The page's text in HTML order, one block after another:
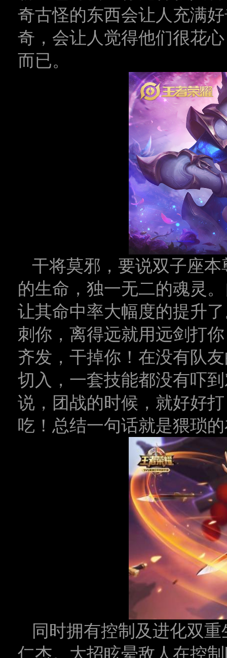
奇古怪的东西会让人充满
奇，会让人觉得他们很花
而已。
干将莫邪，要说双子座
的生命，独一无二的魂灵
让其命中率大幅度的提升
刺你，离得远就用远剑打
齐发，干掉你！在没有队
切入，一套技能都没有吓
说，团战的时候，就好好
吃！总结一句话就是猥琐
同时拥有控制及进化双
仁杰。大招眩晕敌人在控